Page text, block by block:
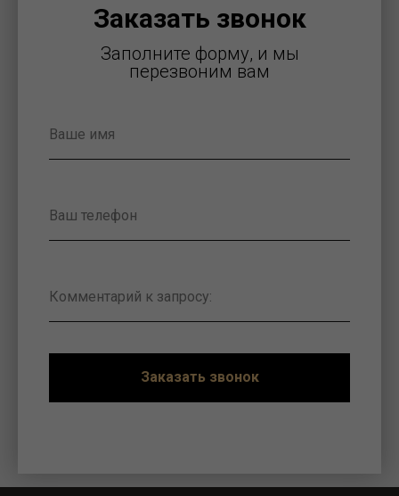
Заказать звонок
Заполните форму, и мы
перезвоним вам
Заказать звонок